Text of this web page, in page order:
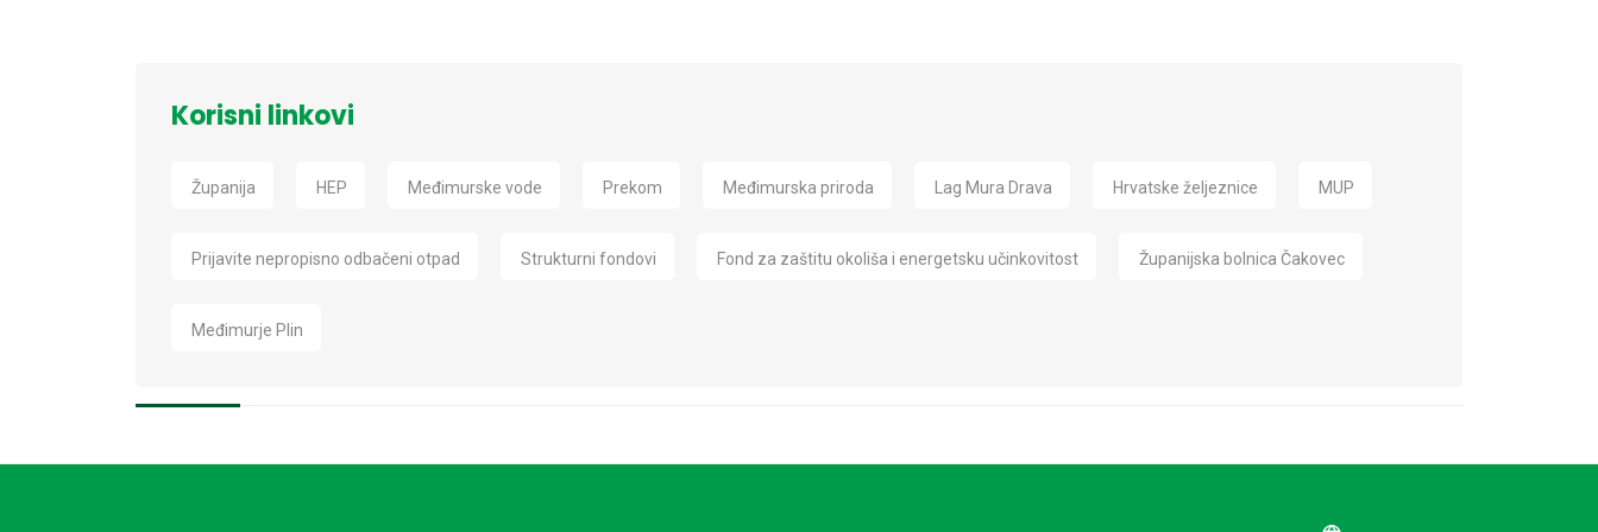
Korisni linkovi
Županija HEP Međimurske vode Prekom Međimurska priroda Lag Mura Drava Hrvatske željeznice MUP
Prijavite nepropisno odbačeni otpad Strukturni fondovi Fond za zaštitu okoliša i energetsku učinkovitost Županijska bolnica Čakovec
Međimurje Plin